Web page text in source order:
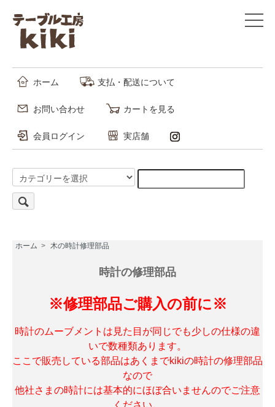
ホーム 支払・配送について
お問い合わせ カートを見る
会員ログイン 実店舗
ホーム > 木の時計修理部品
時計の修理部品
※修理部品ご購入の前に※
時計のムーブメントは見た目が同じでも少しの仕様の違
いで数種類あります。
ここで販売している部品はあくまでkikiの時計の修理部品
なので
他社さまの時計には基本的にほぼ合いませんのでご注意
ください。